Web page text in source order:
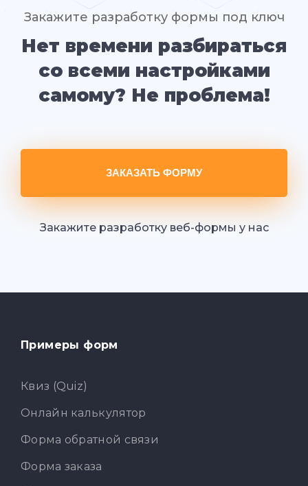
Закажите разработку формы под ключ
Нет времени разбираться
со всеми настройками
самому? Не проблема!
ЗАКАЗАТЬ ФОРМУ
Закажите разработку веб-формы у нас
Примеры форм
Квиз (Quiz)
Онлайн калькулятор
Форма обратной связи
Форма заказа